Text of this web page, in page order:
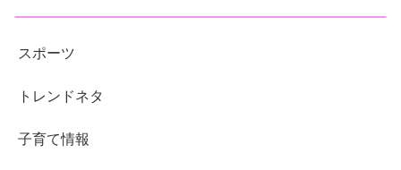
スポーツ
トレンドネタ
子育て情報